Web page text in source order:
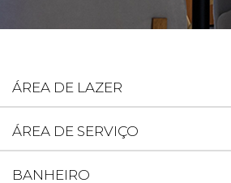
ÁREA DE LAZER
ÁREA DE SERVIÇO
BANHEIRO